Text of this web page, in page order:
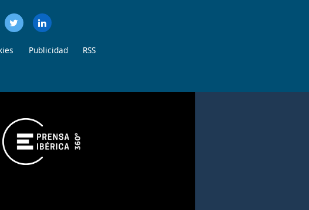
Publicidad RSS